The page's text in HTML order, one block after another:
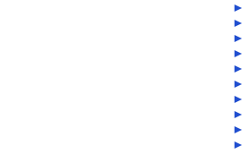
►
►
►
►
►
►
►
►
►
►